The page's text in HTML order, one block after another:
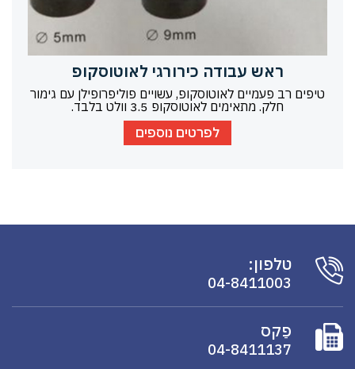
ראש עבודה כירורגי לאוטוסקופ
טיפים רב פעמיים לאוטוסקופ, עשויים פוליפרופילן עם גימור
חלק. מתאימים לאוטוסקופ 3.5 וולט בלבד.
לפרטים נוספים
טלפון:
04-8411003
פַקס
04-8411137